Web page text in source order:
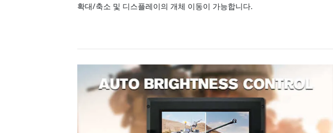
확대/축소 및 디스플레이의 개체 이동이 가능합니다.